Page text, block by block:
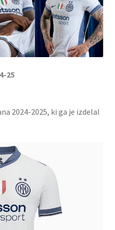
25
2024-2025, ki ga je izdelal